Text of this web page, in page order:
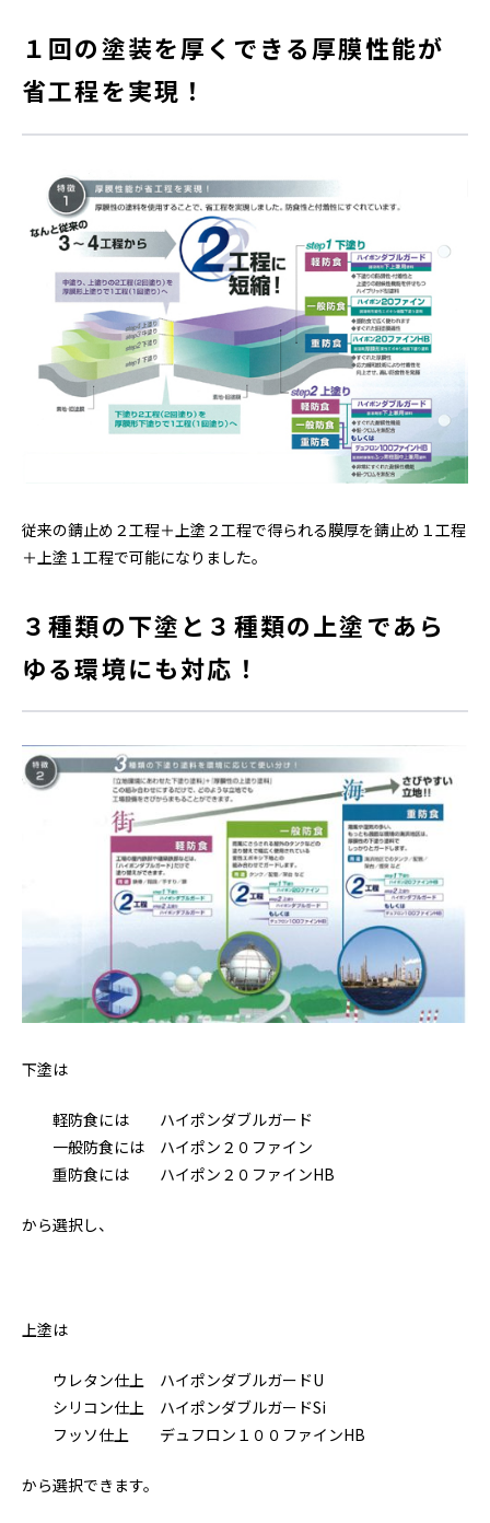
１回の塗装を厚くできる厚膜性能が
省工程を実現！
従来の錆止め２工程＋上塗２工程で得られる膜厚を錆止め１工程
＋上塗１工程で可能になりました。
３種類の下塗と３種類の上塗であら
ゆる環境にも対応！
下塗は
軽防食には ハイポンダブルガード
一般防食には ハイポン２０ファイン
重防食には ハイポン２０ファインHB
から選択し、
上塗は
ウレタン仕上 ハイポンダブルガードU
シリコン仕上 ハイポンダブルガードSi
フッソ仕上 デュフロン１００ファインHB
から選択できます。